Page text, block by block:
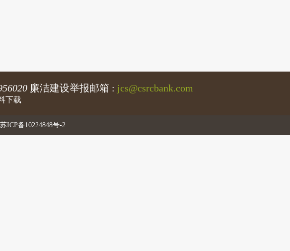
廉洁建设举报邮箱 : jcs@csrcbank.com
下载
苏ICP备10224848号-2